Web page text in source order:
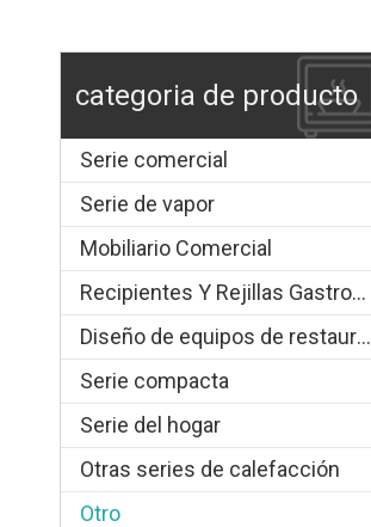
categoria de producto
Serie comercial
Serie de vapor
Mobiliario Comercial
Recipientes Y Rejillas Gastronorm
Diseño de equipos de restauración.
Serie compacta
Serie del hogar
Otras series de calefacción
Otro